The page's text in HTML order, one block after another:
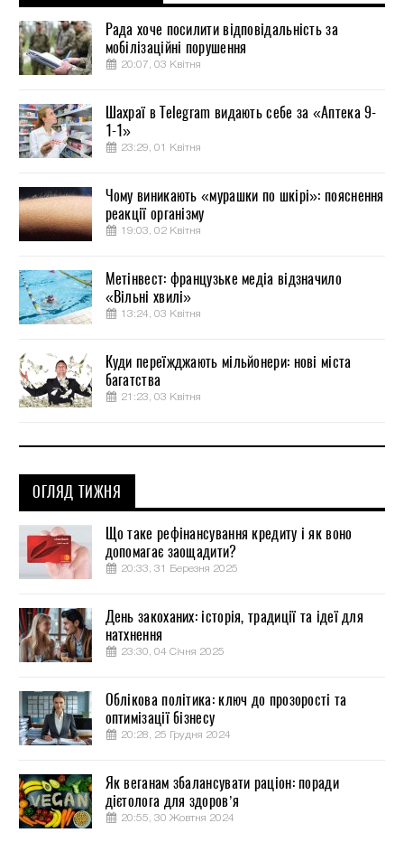
Рада хоче посилити відповідальність за
мобілізаційні порушення
20:07, 03 Квітня
Шахраї в Telegram видають себе за «Аптека 9-
1-1»
23:29, 01 Квітня
Чому виникають «мурашки по шкірі»: пояснення
реакції організму
19:03, 02 Квітня
Метінвест: французьке медіа відзначило
«Вільні хвилі»
13:24, 03 Квітня
Куди переїжджають мільйонери: нові міста
багатства
21:23, 03 Квітня
ОГЛЯД ТИЖНЯ
Що таке рефінансування кредиту і як воно
допомагає заощадити?
20:33, 31 Березня 2025
День закоханих: історія, традиції та ідеї для
натхнення
23:30, 04 Січня 2025
Облікова політика: ключ до прозорості та
оптимізації бізнесу
20:28, 25 Грудня 2024
Як веганам збалансувати раціон: поради
дієтолога для здоров’я
20:55, 30 Жовтня 2024